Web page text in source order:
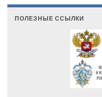
ПОЛЕЗНЫЕ ССЫЛКИ